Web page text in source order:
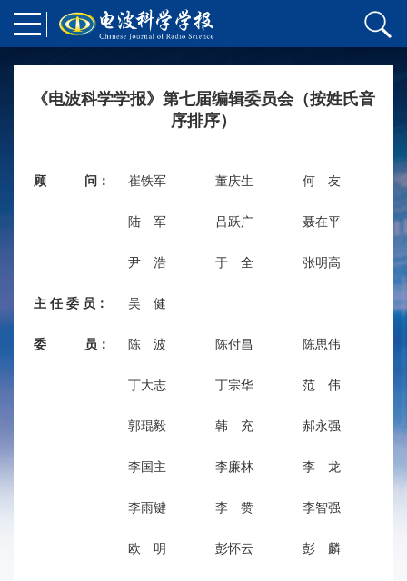
《电波科学学报》第七届编辑委员会（按姓氏音
序排序）
顾 问： 崔铁军 董庆生 何 友
陆 军 吕跃广 聂在平 魏
尹 浩 于 全 张明高
主 任 委 员： 吴 健
委 员： 陈 波 陈付昌 陈思伟
丁大志 丁宗华 范 伟
郭琨毅 韩 充 郝永强
李国主 李廉林 李 龙
李雨键 李 赞 李智强
欧 明 彭怀云 彭 麟